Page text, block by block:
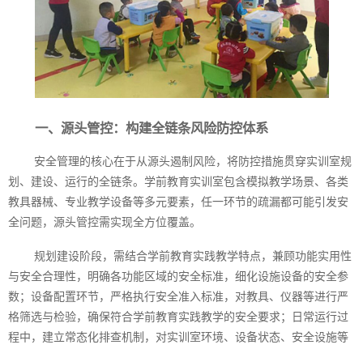
一、源头管控：构建全链条风险防控体系
安全管理的核心在于从源头遏制风险，将防控措施贯穿实训室规
划、建设、运行的全链条。学前教育实训室包含模拟教学场景、各类
教具器械、专业教学设备等多元要素，任一环节的疏漏都可能引发安
全问题，源头管控需实现全方位覆盖。
规划建设阶段，需结合学前教育实践教学特点，兼顾功能实用性
与安全合理性，明确各功能区域的安全标准，细化设施设备的安全参
数；设备配置环节，严格执行安全准入标准，对教具、仪器等进行严
格筛选与检验，确保符合学前教育实践教学的安全要求；日常运行过
程中，建立常态化排查机制，对实训室环境、设备状态、安全设施等